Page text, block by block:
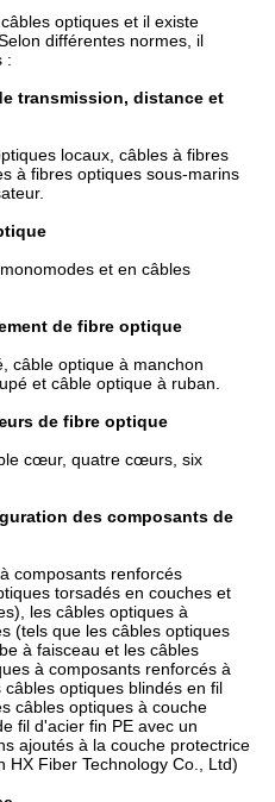
optiques et il existe
différentes normes, il
:
transmission, distance et
locaux, câbles à fibres
à fibres optiques sous-marins
et en câbles
de fibre optique
câble optique à manchon
et câble optique à ruban.
de fibre optique
cœur, quatre cœurs, six
des composants de
composants renforcés
torsadés en couches et
les câbles optiques à
(tels que les câbles optiques
à faisceau et les câbles
à composants renforcés à
optiques blindés en fil
câbles optiques à couche
fil d'acier fin PE avec un
ajoutés à la couche protectrice
HX Fiber Technology Co., Ltd)